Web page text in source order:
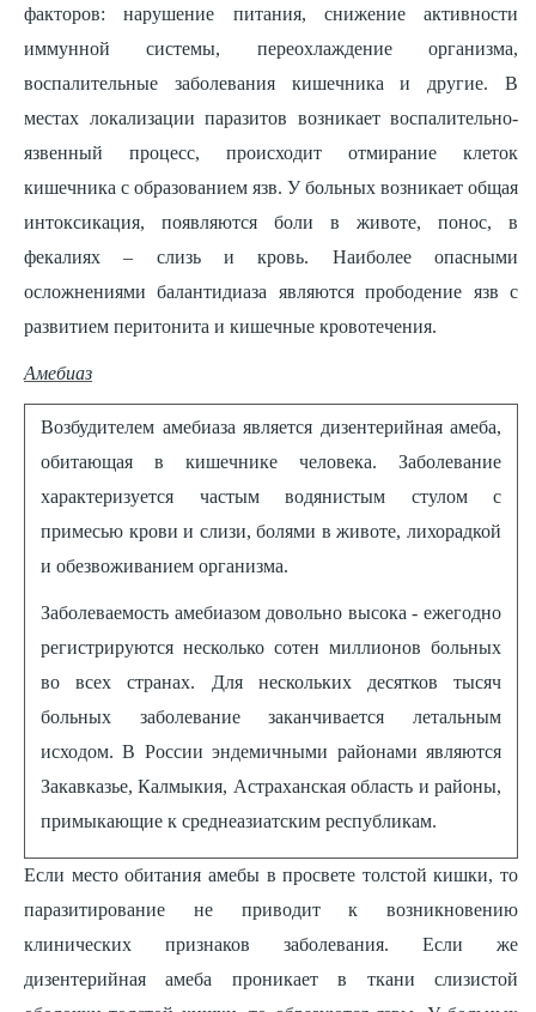
факторов: нарушение питания, снижение активности
иммунной системы, переохлаждение организма,
воспалительные заболевания кишечника и другие. В
местах локализации паразитов возникает воспалительно-
язвенный процесс, происходит отмирание клеток
кишечника с образованием язв. У больных возникает общая
интоксикация, появляются боли в животе, понос, в
фекалиях – слизь и кровь. Наиболее опасными
осложнениями балантидиаза являются прободение язв с
развитием перитонита и кишечные кровотечения.
Амебиаз
Возбудителем амебиаза является дизентерийная амеба,
обитающая в кишечнике человека. Заболевание
характеризуется частым водянистым стулом с
примесью крови и слизи, болями в животе, лихорадкой
и обезвоживанием организма.
Заболеваемость амебиазом довольно высока - ежегодно
регистрируются несколько сотен миллионов больных
во всех странах. Для нескольких десятков тысяч
больных заболевание заканчивается летальным
исходом. В России эндемичными районами являются
Закавказье, Калмыкия, Астраханская область и районы,
примыкающие к среднеазиатским республикам.
Если место обитания амебы в просвете толстой кишки, то
паразитирование не приводит к возникновению
клинических признаков заболевания. Если же
дизентерийная амеба проникает в ткани слизистой